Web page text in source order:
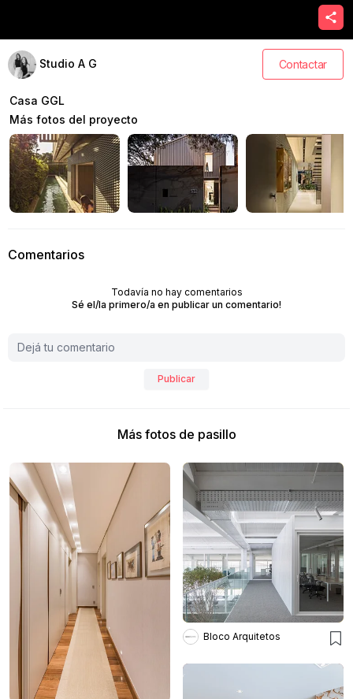
Studio A G Contactar
Casa GGL
Más fotos del proyecto
Comentarios
Todavía no hay comentarios
Sé el/la primero/a en publicar un comentario!
Publicar
Más fotos de pasillo
Bloco Arquitetos